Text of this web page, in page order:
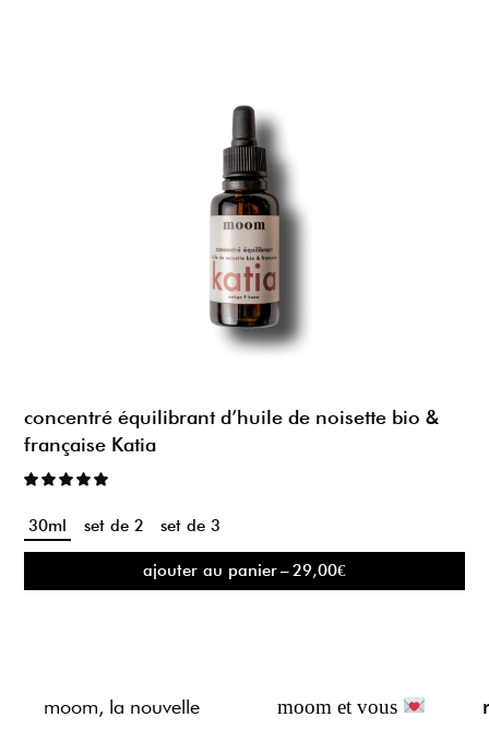
concentré équilibrant d’huile de noisette bio &
française Katia
30ml set de 2 set de 3
ajouter au panier– 29,00€
moom, la nouvelle
moom et vous